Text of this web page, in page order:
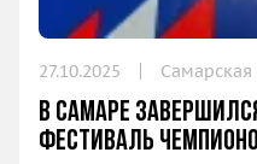
27.10.2025 Самарская
В Самаре
фестиваль